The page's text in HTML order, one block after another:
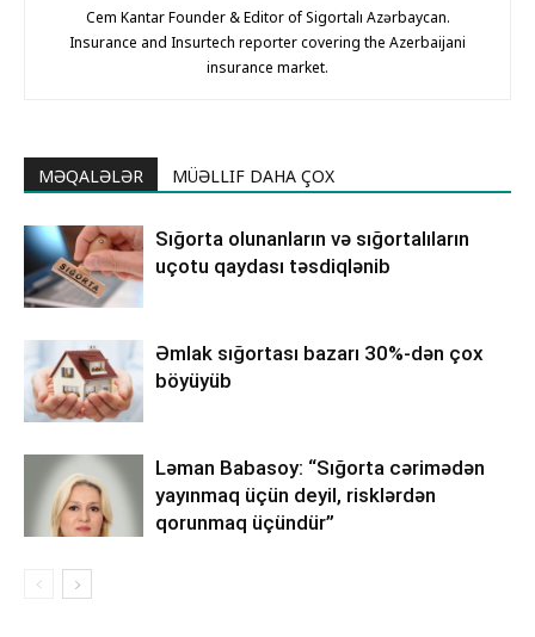
Cem Kantar Founder & Editor of Sigortalı Azərbaycan.
Insurance and Insurtech reporter covering the Azerbaijani
insurance market.
MƏQALƏLƏR MÜƏLLIF DAHA ÇOX
Sığorta olunanların və sığortalıların
uçotu qaydası təsdiqlənib
Əmlak sığortası bazarı 30%-dən çox
böyüyüb
Ləman Babasoy: “Sığorta cərimədən
yayınmaq üçün deyil, risklərdən
qorunmaq üçündür”